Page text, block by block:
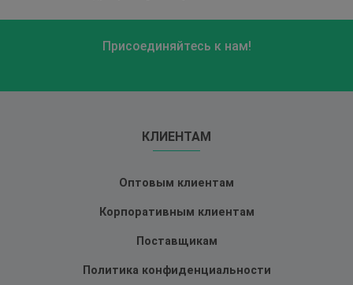
Присоединяйтесь к нам!
КЛИЕНТАМ
Оптовым клиентам
Корпоративным клиентам
Поставщикам
Политика конфиденциальности